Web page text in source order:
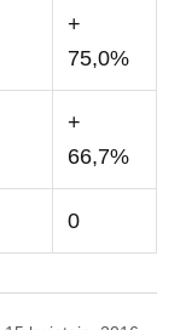
+
75,0%
+
66,7%
0